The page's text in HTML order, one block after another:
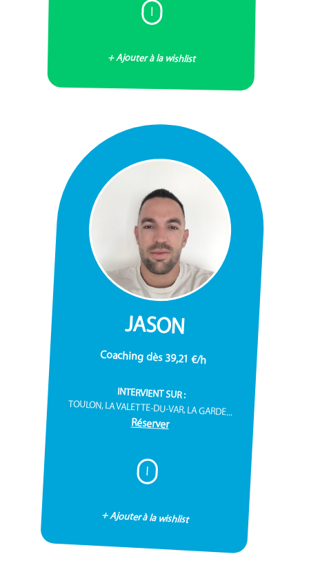
I
+ Ajouter à la wishlist
JASON
Coaching dès 39,21 €/h
INTERVIENT SUR :
TOULON, LA VALETTE-DU-VAR, LA GARDE...
Réserver
I
+ Ajouter à la wishlist